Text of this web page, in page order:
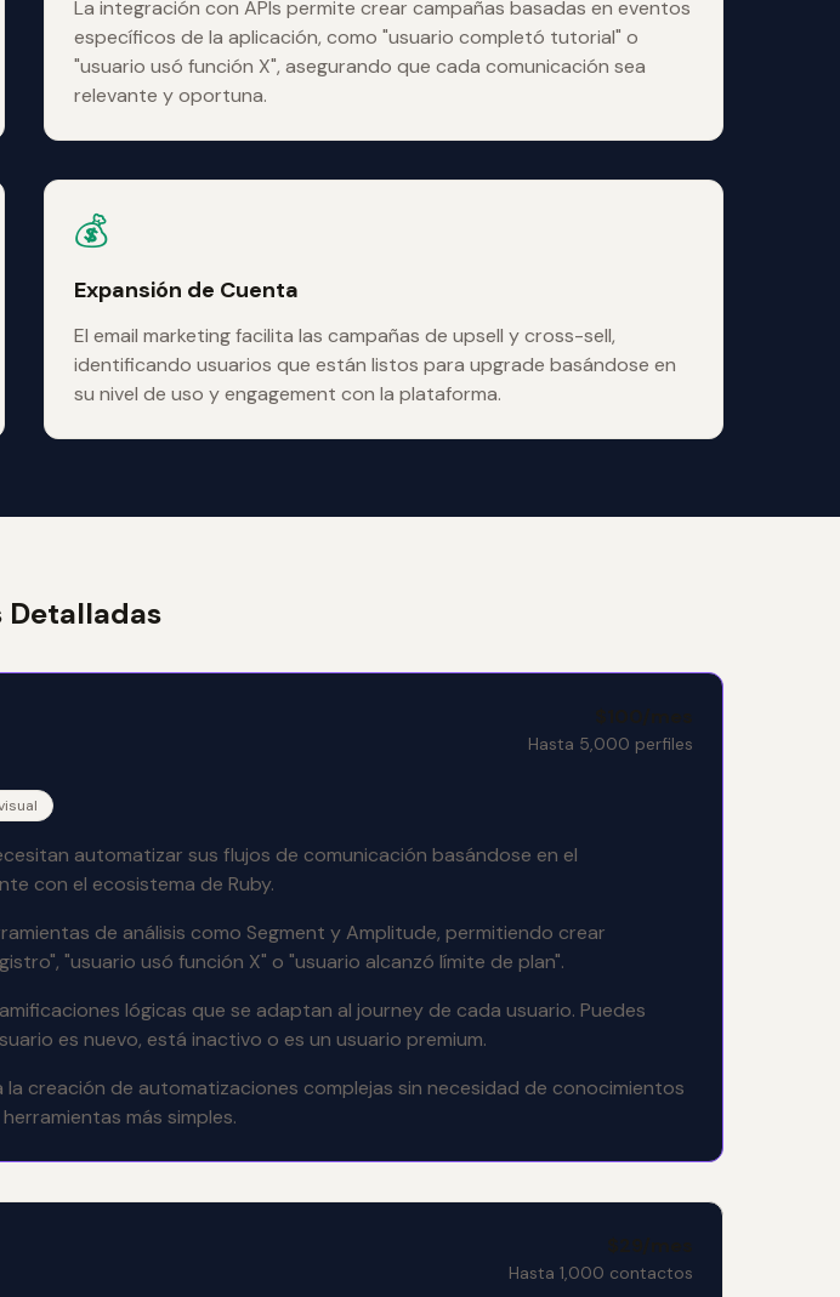
La integración con APIs permite crear campañas basadas en eventos
específicos de la aplicación, como "usuario completó tutorial" o
"usuario usó función X", asegurando que cada comunicación sea
relevante y oportuna.
💰
Expansión de Cuenta
El email marketing facilita las campañas de upsell y cross-sell,
identificando usuarios que están listos para upgrade basándose en
su nivel de uso y engagement con la plataforma.
Detalladas
Hasta 5,000 perfiles
automatizar sus flujos de comunicación basándose en el
con el ecosistema de Ruby.
de análisis como Segment y Amplitude, permitiendo crear
"usuario usó función X" o "usuario alcanzó límite de plan".
lógicas que se adaptan al journey de cada usuario. Puedes
es nuevo, está inactivo o es un usuario premium.
creación de automatizaciones complejas sin necesidad de conocimientos
más simples.
Hasta 1,000 contactos